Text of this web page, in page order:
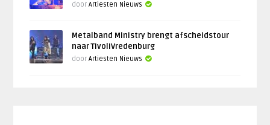
doorArtiesten Nieuws
Metalband Ministry brengt afscheidstour
naar TivoliVredenburg
doorArtiesten Nieuws